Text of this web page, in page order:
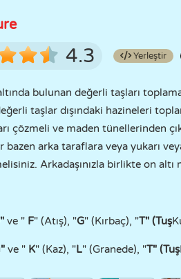
4.3 Yerleştir
bulunan değerli taşları
taşlar dışındaki hazineleri
çözmeli ve maden tünellerinden
bazen arka taraflara veya yukarı
Arkadaşınızla birlikte on altı
ve " F" (Atış), "G" (Kırbaç), "T" (Tuş
ve " K" (Kaz), "L" (Granede), "T" (Tuş